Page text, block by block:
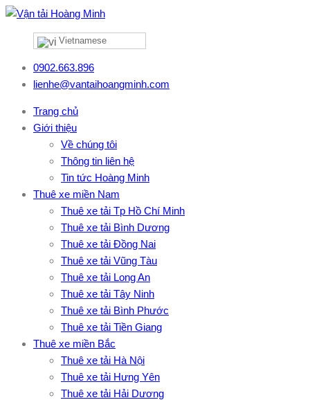
Vietnamese
0902.663.896
lienhe@vantaihoangminh.com
Trang chủ
Giới thiệu
Về chúng tôi
Thông tin liên hệ
Tin tức Hoàng Minh
Thuê xe miền Nam
Thuê xe tải Tp Hồ Chí Minh
Thuê xe tải Bình Dương
Thuê xe tải Đồng Nai
Thuê xe tải Vũng Tàu
Thuê xe tải Long An
Thuê xe tải Tây Ninh
Thuê xe tải Bình Phước
Thuê xe tải Tiền Giang
Thuê xe miền Bắc
Thuê xe tải Hà Nội
Thuê xe tải Hưng Yên
Thuê xe tải Hải Dương